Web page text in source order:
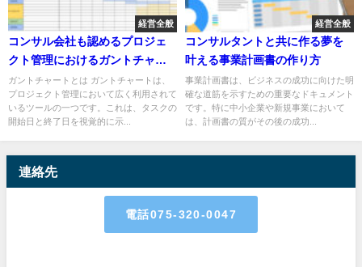
経営全般
コンサル会社も認めるプロジェ
クト管理におけるガントチャー
トの有用性について
ガントチャートとは ガントチャートは、
プロジェクト管理において広く利用されて
いるツールの一つです。これは、タスクの
開始日と終了日を視覚的に示...
経営全般
コンサルタントと共に作る夢を
叶える事業計画書の作り方
事業計画書は、ビジネスの成功に向けた明
確な道筋を示すための重要なドキュメント
です。特に中小企業や新規事業において
は、計画書の質がその後の成功...
連絡先
電話075-320-0047